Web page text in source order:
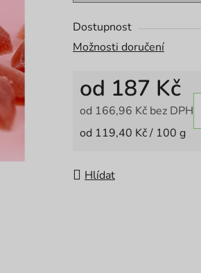
Dostupnost
Možnosti doručení
od 187 Kč
od 166,96 Kč bez DPH
Měrná cena:
od 119,40 Kč / 100 g
Hlídat